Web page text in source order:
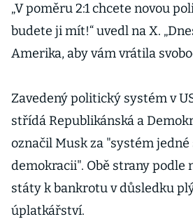
„V poměru 2:1 chcete novou
budete ji mít!“ uvedl na X.
Amerika, aby vám vrátila
Zavedený politický systém v
střídá Republikánská a
označil Musk za "systém
demokracii". Obě strany podle
státy k bankrotu v důsledku
úplatkářství.